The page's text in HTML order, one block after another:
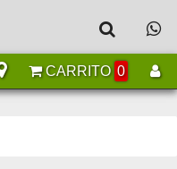
CARRITO 0